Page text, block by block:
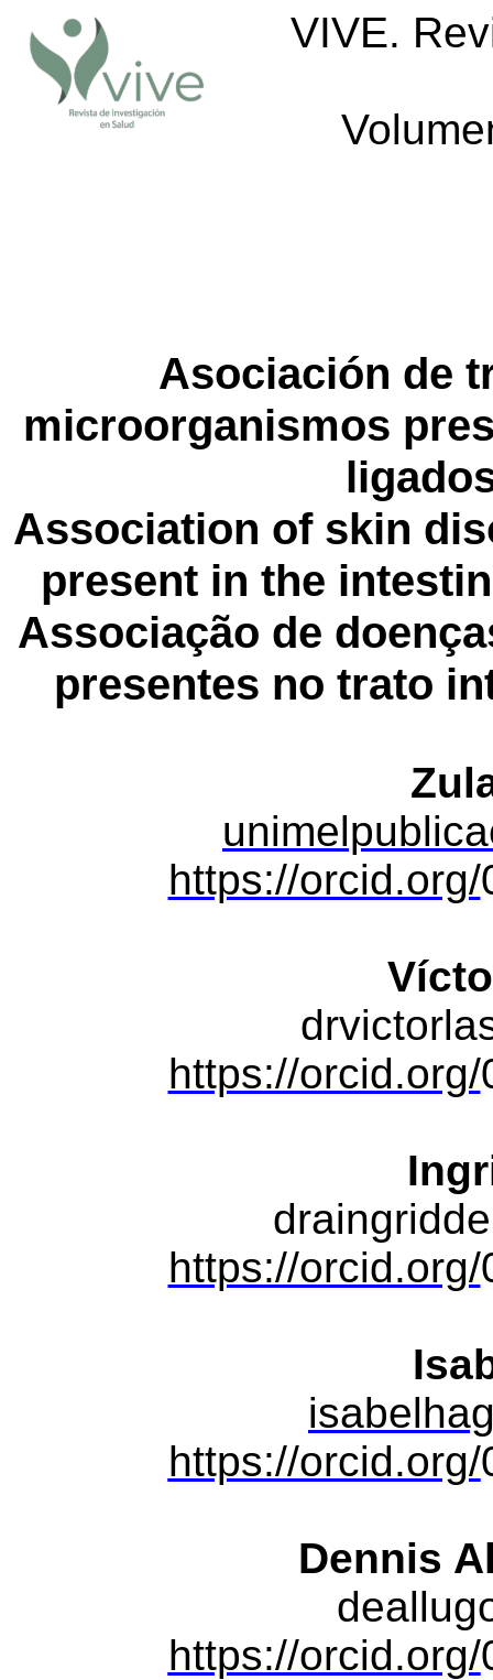
VIVE.
Asociación de
microorganismos
Association of skin
present in the
Associação de
presentes no trato
https://orcid.org/
https://orcid.org/
https://orcid.org/
https://orcid.org/
Dennis
https://orcid.org/